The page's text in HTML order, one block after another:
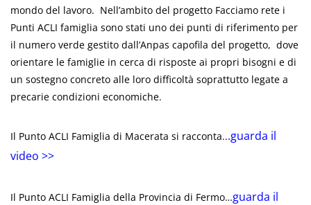
mondo del lavoro. Nell’ambito del progetto Facciamo rete i
Punti ACLI famiglia sono stati uno dei punti di riferimento per
il numero verde gestito dall’Anpas capofila del progetto, dove
orientare le famiglie in cerca di risposte ai propri bisogni e di
un sostegno concreto alle loro difficoltà soprattutto legate a
precarie condizioni economiche.
Il Punto ACLI Famiglia di Macerata si racconta...guarda il
video >>
Il Punto ACLI Famiglia della Provincia di Fermo…guarda il